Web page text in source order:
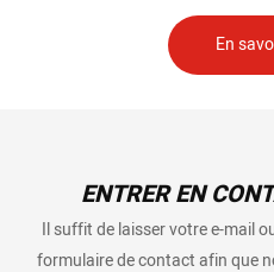
En
ENTRER EN
Il suffit de laisser votre e-mail
formulaire de contact afin que